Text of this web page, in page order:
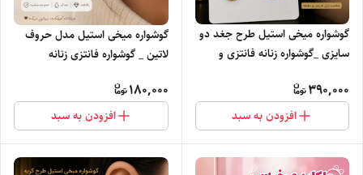
گوشواره میخی استیل طرح جغد دو
سایزی _گوشواره زنانه فانتزی و
390,000
افزودن به سبد
گوشواره میخی استیل مدل حروف
لاتین _ گوشواره فانتزی زنانه
180,000
افزودن به سبد